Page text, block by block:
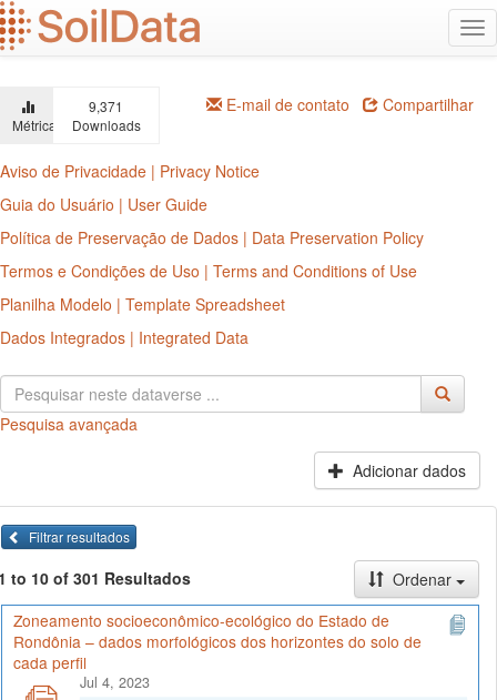
Ir
para
o
principal
Métricas
9,371
Downloads
E-mail de contato Compartilhar
Aviso de Privacidade | Privacy Notice
Guia do Usuário | User Guide
Política de Preservação de Dados | Data Preservation Policy
Termos e Condições de Uso | Terms and Conditions of Use
Planilha Modelo | Template Spreadsheet
Dados Integrados | Integrated Data
Pesquisa avançada
Adicionar dados
Filtrar resultados
to 10 of 301 Resultados
Ordenar
Zoneamento socioeconômico-ecológico do Estado de
Rondônia – dados morfológicos dos horizontes do solo de
cada perfil
Jul 4, 2023